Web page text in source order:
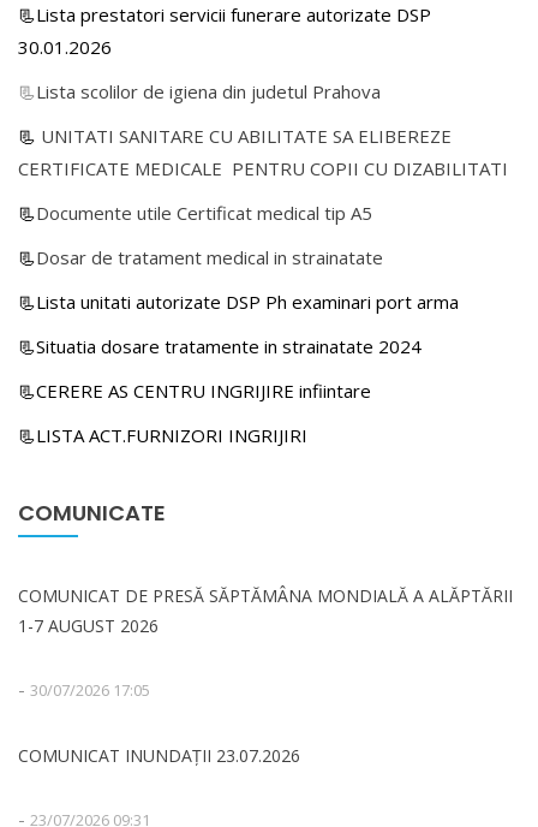
📃Lista prestatori servicii funerare autorizate DSP
30.01.2026
📃Lista scolilor de igiena din judetul Prahova
📃 UNITATI SANITARE CU ABILITATE SA ELIBEREZE
CERTIFICATE MEDICALE PENTRU COPII CU DIZABILITATI
📃Documente utile Certificat medical tip A5
📃Dosar de tratament medical in strainatate
📃Lista unitati autorizate DSP Ph examinari port arma
📃Situatia dosare tratamente in strainatate 2024
📃CERERE AS CENTRU INGRIJIRE infiintare
📃LISTA ACT.FURNIZORI INGRIJIRI
COMUNICATE
COMUNICAT DE PRESĂ SĂPTĂMÂNA MONDIALĂ A ALĂPTĂRII
1-7 AUGUST 2026
- 30/07/2026 17:05
COMUNICAT INUNDAȚII 23.07.2026
- 23/07/2026 09:31